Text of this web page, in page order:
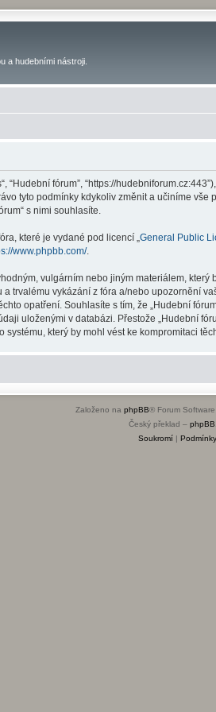
a hudebními nástroji.
“Hudební fórum”, “https://
tyto podmínky kdykoliv změnit a učiníme
s nimi souhlasíte.
které je vydané pod licencí „ General Public
www.phpbb.com/.
vulgárním nebo jiným materiálem,
trvalému vykázání z fóra a/nebo upozornění
opatření. Souhlasíte s tím, že „Hudební
uloženými v databázi. Přestože „Hudební
který by mohl vést ke kompromitaci
Založeno na phpBB® Forum
Český překlad –
Soukromí| Podmínky